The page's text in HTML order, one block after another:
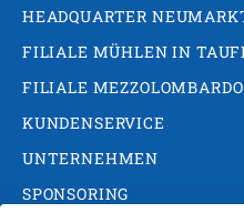
HEADQUARTER
FILIALE MÜHLEN IN
FILIALE MEZZOLOMBARDO
KUNDENSERVICE
UNTERNEHMEN
SPONSORING